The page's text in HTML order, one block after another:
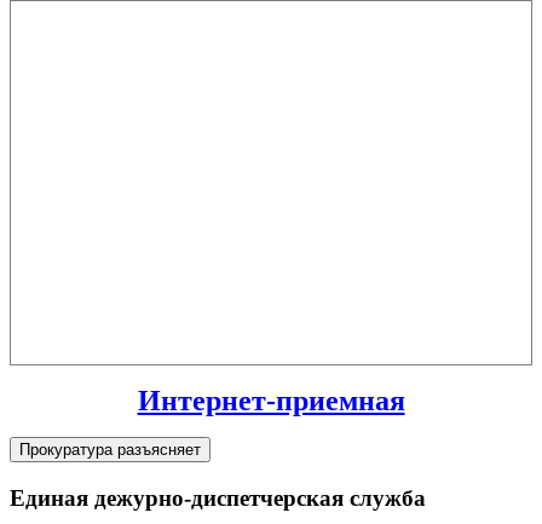
Интернет-приемная
Прокуратура разъясняет
Единая дежурно-диспетчерская служба